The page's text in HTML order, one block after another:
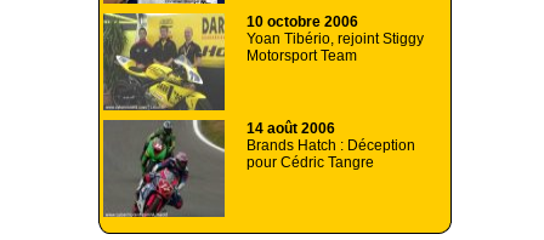
10 octobre 2006
Yoan Tibério, rejoint Stiggy
Motorsport Team
14 août 2006
Brands Hatch : Déception
pour Cédric Tangre